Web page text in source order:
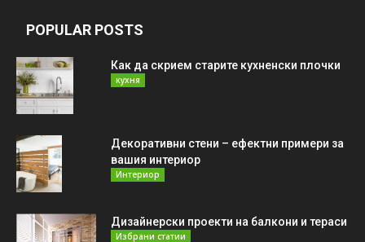
POPULAR POSTS
Как да скрием старите кухненски плочки
кухня
Декоративни стени – ефектни примери за
вашия интериор
Интериор
Дизайнерски проекти на балкони и тераси
Избрани статии